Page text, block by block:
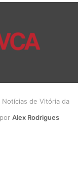
de Vitória da
Alex Rodrigues